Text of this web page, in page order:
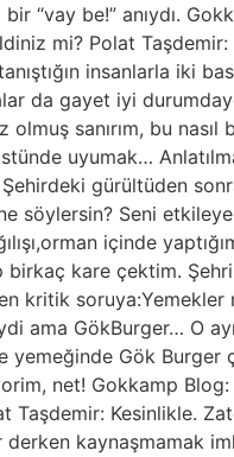
“vay be!” anıydı.
mi? Polat Taşdemir:
insanlarla iki
da gayet iyi
sanırım, bu
uyumak…
gürültüden
söylersin? Seni
içinde
kare çektim.
kritik
ama GökBurger… O
Gök Burger
net! Gokkamp
Kesinlikle.
kaynaşmamak